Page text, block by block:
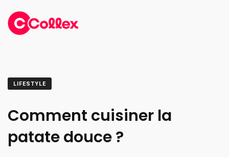
LIFESTYLE
Comment cuisiner la
patate douce ?